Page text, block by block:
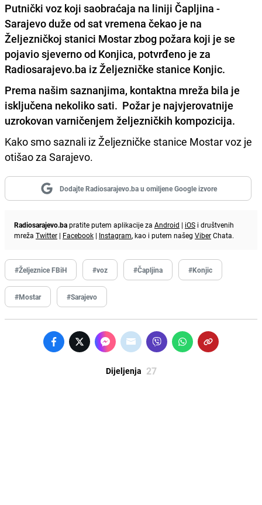
Putnički voz koji saobraćaja na liniji Čapljina -
Sarajevo duže od sat vremena čekao je na
Željezničkoj stanici Mostar zbog požara koji je se
pojavio sjeverno od Konjica, potvrđeno je za
Radiosarajevo.ba iz Željezničke stanice Konjic.
Prema našim saznanjima, kontaktna mreža bila je
isključena nekoliko sati. Požar je najvjerovatnije
uzrokovan varničenjem željezničkih kompozicija.
Kako smo saznali iz Željezničke stanice Mostar voz je
otišao za Sarajevo.
Dodajte Radiosarajevo.ba u omiljene Google izvore
Radiosarajevo.bapratite putem aplikacije za Android | iOS i društvenih
mreža Twitter | Facebook | Instagram, kao i putem našeg ViberChata.
#Željeznice FBiH #voz #Čapljina #Konjic
#Mostar #Sarajevo
Dijeljenja 27